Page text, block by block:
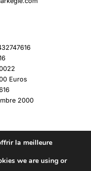
Euros
2000
la meilleure
we are using or